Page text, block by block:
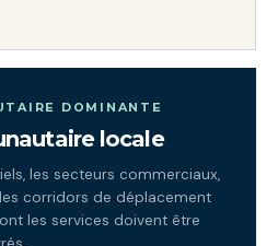
DOMINANTE
locale
les secteurs commerciaux,
corridors de déplacement
les services doivent être